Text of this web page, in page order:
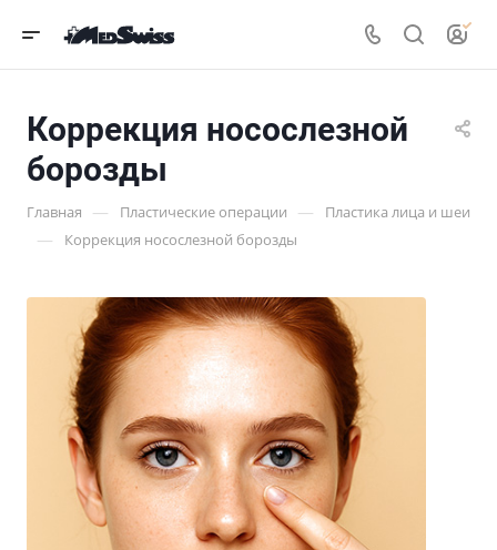
Коррекция носослезной
борозды
Главная — Пластические операции — Пластика лица и шеи
— Коррекция носослезной борозды